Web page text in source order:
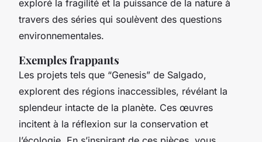
exploré la fragilité et la puissance de la nature à
travers des séries qui soulèvent des questions
environnementales.
Exemples frappants
Les projets tels que “Genesis” de Salgado,
explorent des régions inaccessibles, révélant la
splendeur intacte de la planète. Ces œuvres
incitent à la réflexion sur la conservation et